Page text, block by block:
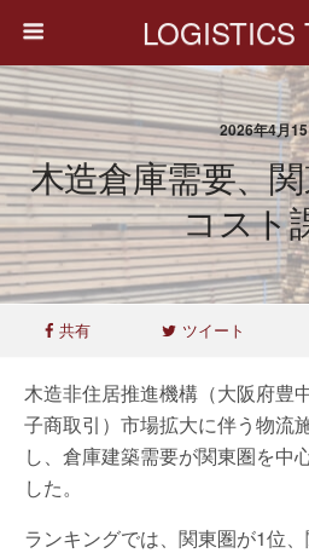
LOGISTICS
2026年4月
木造倉庫需要、
コスト
共有 ツイート
木造非住居推進機構（大阪府豊
子商取引）市場拡大に伴う物流
し、倉庫建築需要が関東圏を中
した。
ランキングでは、関東圏が1位